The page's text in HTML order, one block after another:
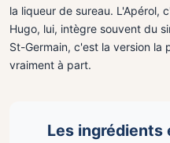
la liqueur de sureau. L'Apérol,
Hugo, lui, intègre souvent du
St-Germain, c'est la version la
vraiment à part.
Les ingrédients